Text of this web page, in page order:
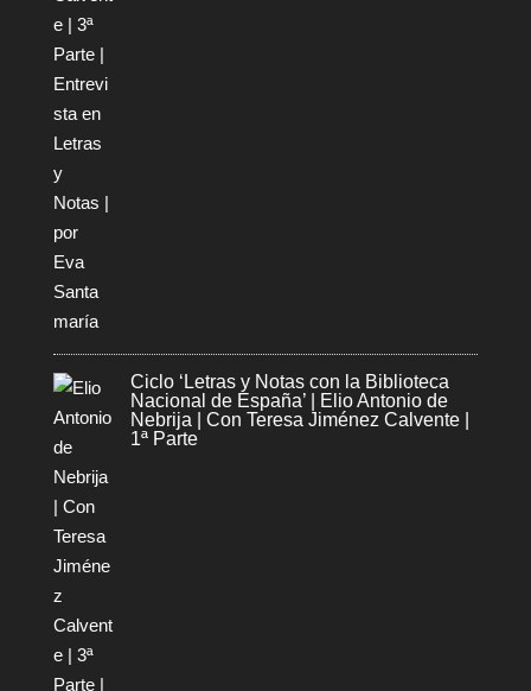
Ciclo ‘Letras y Notas con la Biblioteca
Nacional de España’ | Elio Antonio de
Nebrija | Con Teresa Jiménez Calvente |
1ª Parte